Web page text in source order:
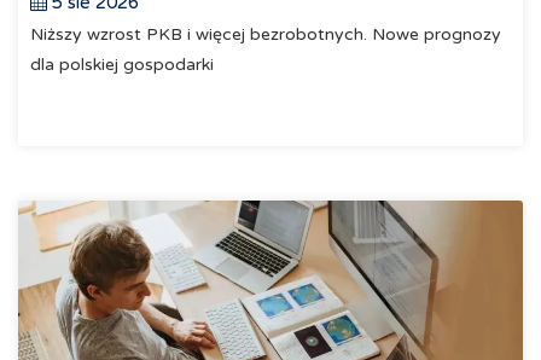
Niższy wzrost PKB i więcej bezrobotnych. Nowe prognozy
dla polskiej gospodarki